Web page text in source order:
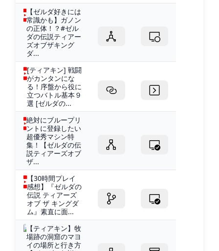
【ゼルダ好きには
常識かも】ガノン
の正体！？#ゼル
ダの伝説ティアー
ズオブザキング
ダ...
[ティアキン] 戦闘
がカンタンにな
る！序盤から役に
立つバトル基本９
選 [ゼルダの...
絶対にブループリ
ントに登録したい
超優秀マシン特
集！【ゼルダの伝
説ティアーズオブ
ザ...
【30時間プレイ
感想】『ゼルダの
伝説 ティアーズ
オブ ザ キングダ
ム』素直に面...
【ティアキン】牧
場跡の洞窟のマヨ
イの場所と行き方